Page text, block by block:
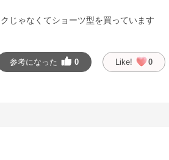
じゃなくてショーツ型を買っています
参考になった 0 Like! 0